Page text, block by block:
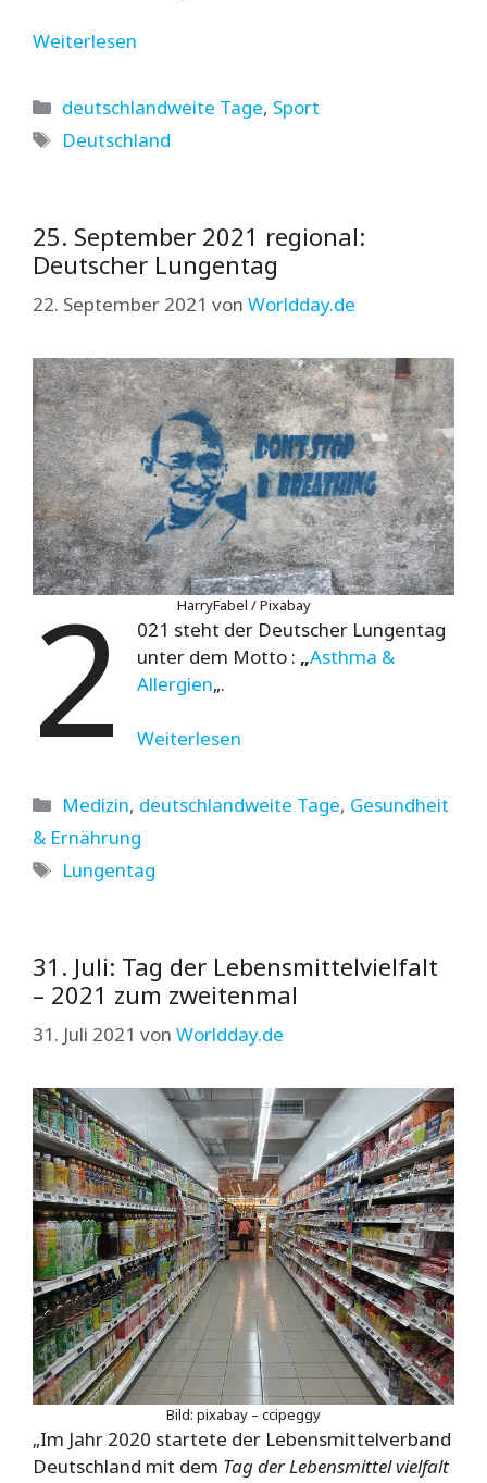
Weiterlesen
Kategorien
deutschlandweite Tage, Sport
Schlagwörter
Deutschland
25. September 2021 regional:
Deutscher Lungentag
22. September 2021 von Worldday.de
HarryFabel / Pixabay
2
021 steht der Deutscher Lungentag
unter dem Motto : „Asthma &
Allergien„.
Weiterlesen
Kategorien
Medizin, deutschlandweite Tage, Gesundheit
& Ernährung
Schlagwörter
Lungentag
31. Juli: Tag der Lebensmittelvielfalt
– 2021 zum zweitenmal
31. Juli 2021 von Worldday.de
Bild: pixabay – ccipeggy
„Im Jahr 2020 startete der Lebensmittelverband
Deutschland mit dem Tag der Lebensmittel vielfalt